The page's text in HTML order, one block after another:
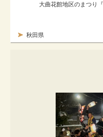
秋田県
大曲花館地区のまつり